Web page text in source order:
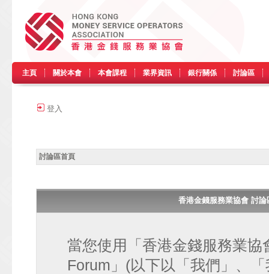
主頁 關於本會 本會課程 業界資訊 銀行關係 討論區
登入
討論區首頁
香港金錢服務業協會 討
當您使用「香港金錢服務業
Forum」(以下以「我們」、